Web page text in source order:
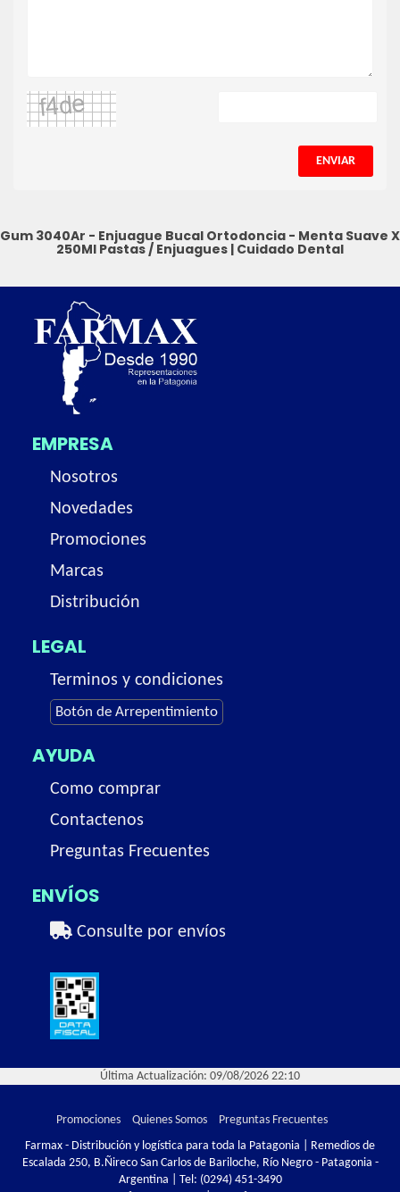
ENVIAR
Gum 3040Ar - Enjuague Bucal Ortodoncia - Menta Suave X
250Ml Pastas / Enjuagues | Cuidado Dental
EMPRESA
Nosotros
Novedades
Promociones
Marcas
Distribución
LEGAL
Terminos y condiciones
Botón de Arrepentimiento
AYUDA
Como comprar
Contactenos
Preguntas Frecuentes
ENVÍOS
Consulte por envíos
Última Actualización: 09/08/2026 22:10
Promociones Quienes Somos
Preguntas Frecuentes
Farmax - Distribución y logística para toda la Patagonia | Remedios de
Escalada 250, B.Ñireco San Carlos de Bariloche, Río Negro - Patagonia -
Argentina | Tel: (0294) 451-3490